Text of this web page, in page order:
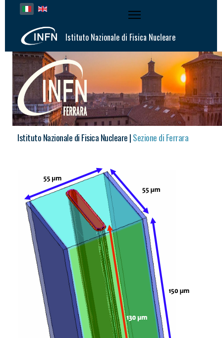
Seleziona la tua lingua
Istituto Nazionale di Fisica Nucleare
Istituto Nazionale di Fisica Nucleare |Sezione di Ferrara